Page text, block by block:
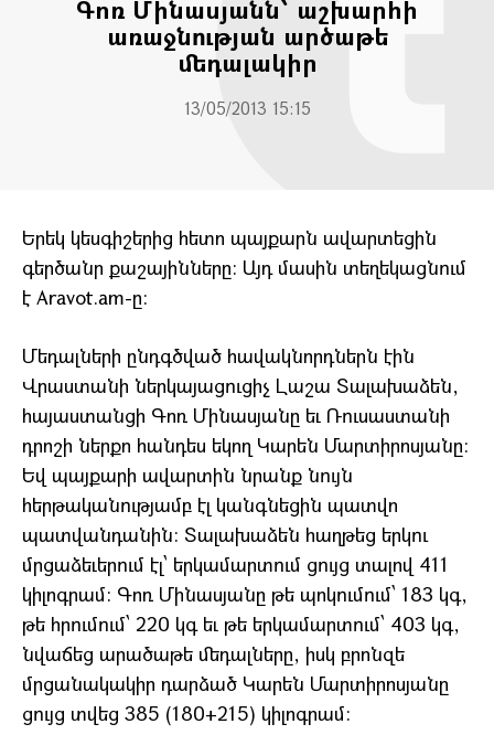
Գոռ Մինասյանն՝ աշխարհի
առաջնության արծաթե
մեդալակիր
13/05/2013 15:15
Երեկ կեսգիշերից հետո պայքարն ավարտեցին
գերծանր քաշայինները: Այդ մասին տեղեկացնում
է Aravot.am-ը:
Մեդալների ընդգծված հավակնորդներն էին
Վրաստանի ներկայացուցիչ Լաշա Տալախաձեն,
հայաստանցի Գոռ Մինասյանը եւ Ռուսաստանի
դրոշի ներքո հանդես եկող Կարեն Մարտիրոսյանը:
Եվ պայքարի ավարտին նրանք նույն
հերթականությամբ էլ կանգնեցին պատվո
պատվանդանին: Տալախաձեն հաղթեց երկու
մրցաձեւերում էլ՝ երկամարտում ցույց տալով 411
կիլոգրամ: Գոռ Մինասյանը թե պոկումում՝ 183 կգ,
թե հրումում՝ 220 կգ եւ թե երկամարտում՝ 403 կգ,
նվաճեց արածաթե մեդալները, իսկ բրոնզե
մրցանակակիր դարձած Կարեն Մարտիրոսյանը
ցույց տվեց 385 (180+215) կիլոգրամ: